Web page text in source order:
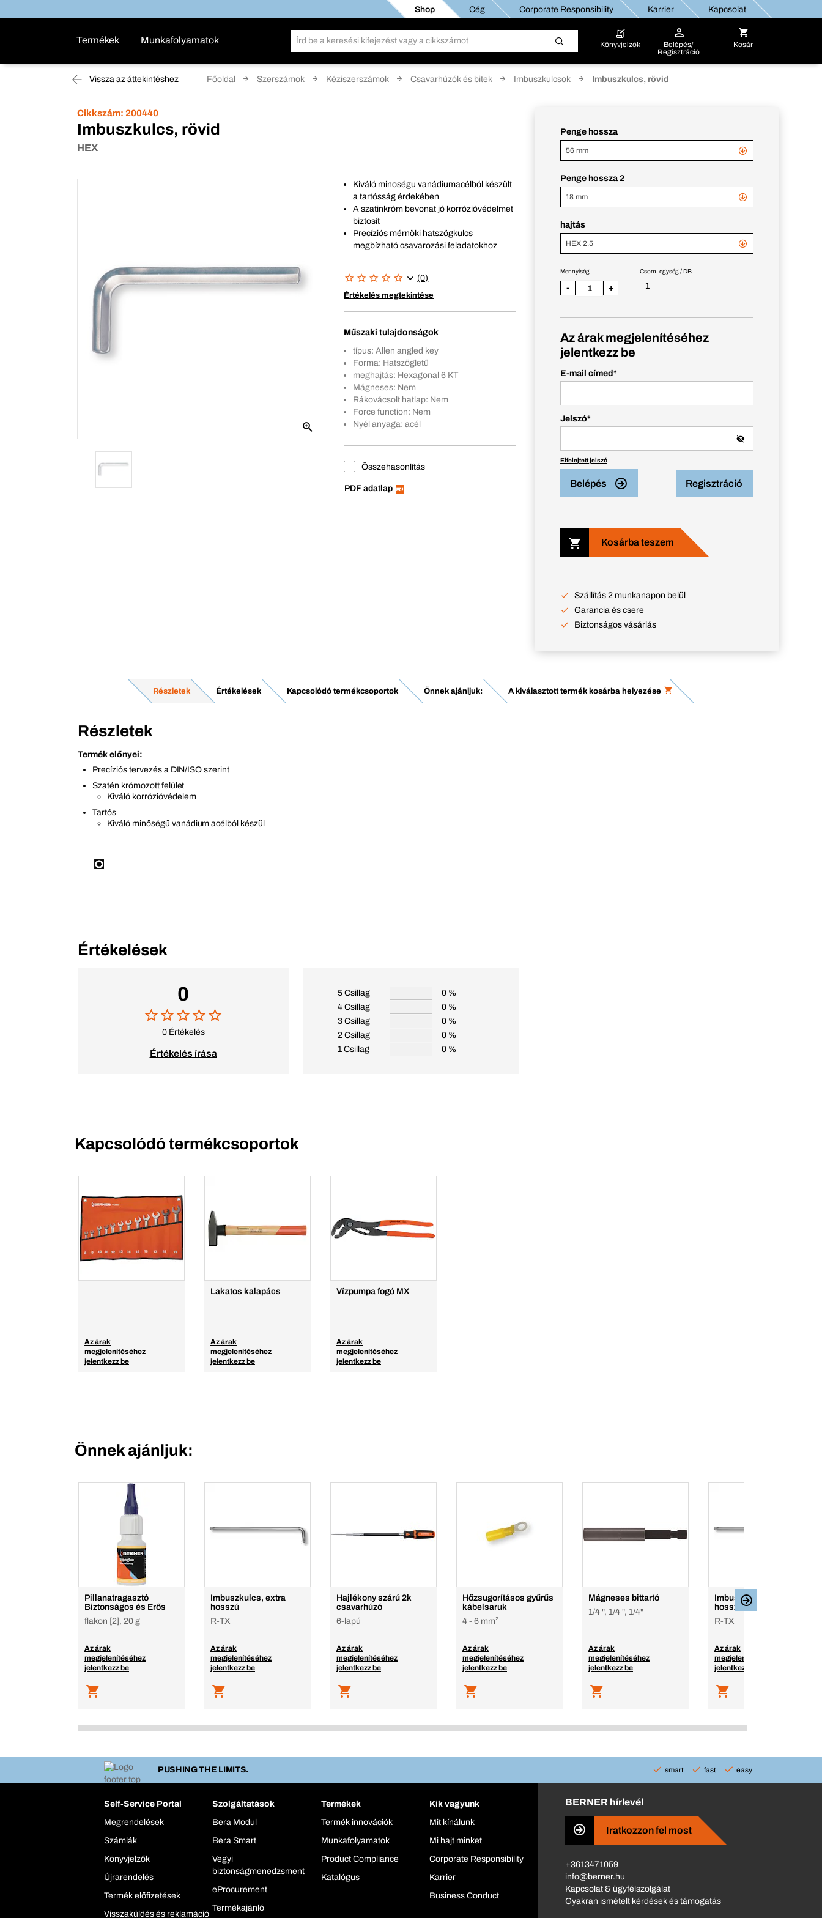
Shop Cég Corporate Responsibility Karrier Kapcsolat
Termékek Munkafolyamatok Könyvjelzők
Belépés/
Regisztráció
Kosár
Vissza az áttekintéshez Főoldal Szerszámok Kéziszerszámok Csavarhúzók és bitek Imbuszkulcsok Imbuszkulcs, rövid
Cikkszám: 200440
Imbuszkulcs, rövid
HEX
Kiváló minoségu vanádiumacélból készült
a tartósság érdekében
A szatinkróm bevonat jó korrózióvédelmet
biztosít
Precíziós mérnöki hatszögkulcs
megbízható csavarozási feladatokhoz
(0)
Értékelés megtekintése
Műszaki tulajdonságok
típus: Allen angled key
Forma: Hatszögletű
meghajtás: Hexagonal 6 KT
Mágneses: Nem
Rákovácsolt hatlap: Nem
Force function: Nem
Nyél anyaga: acél
Összehasonlítás
PDF adatlap
Penge hossza
56 mm
Penge hossza 2
18 mm
hajtás
HEX 2.5
Csom. egység / DB
1
Mennyiség
- +
Az árak megjelenítéséhez
jelentkezz be
E-mail címed *
Jelszó*
Elfelejtett jelszó
Belépés Regisztráció
Kosárba teszem
Szállítás 2 munkanapon belül
Garancia és csere
Biztonságos vásárlás
Részletek Értékelések Kapcsolódó termékcsoportok Önnek ajánljuk: A kiválasztott termék kosárba helyezése
Részletek
Termék előnyei:
Precíziós tervezés a DIN/ISO szerint
Szatén krómozott felület
Kiváló korrózióvédelem
Tartós
Kiváló minőségű vanádium acélból készül
Értékelések
0
0 Értékelés
Értékelés írása
5 Csillag
0 %
4 Csillag
0 %
3 Csillag
0 %
2 Csillag
0 %
1 Csillag
0 %
Kapcsolódó termékcsoportok
Az árak
megjelenítéséhez
jelentkezz be
Lakatos kalapács
Az árak
megjelenítéséhez
jelentkezz be
Vízpumpa fogó MX
Az árak
megjelenítéséhez
jelentkezz be
Önnek ajánljuk:
Pillanatragasztó
Biztonságos és Erős
flakon [2], 20 g
Az árak
megjelenítéséhez
jelentkezz be
Imbuszkulcs, extra
hosszú
R-TX
Az árak
megjelenítéséhez
jelentkezz be
Hajlékony szárú 2k
csavarhúzó
6-lapú
Az árak
megjelenítéséhez
jelentkezz be
Hőzsugorításos gyűrűs
kábelsaruk
4 - 6 mm²
Az árak
megjelenítéséhez
jelentkezz be
Mágneses bittartó
1/4 ", 1/4 ", 1/4"
Az árak
megjelenítéséhez
jelentkezz be
Imbuszkulcs, extra
hosszú
R-TX
Az árak
megjelenítéséhez
jelentkezz be
PUSHING THE LIMITS. smart fast easy
Self-Service Portal
Megrendelések
Számlák
Könyvjelzők
Újrarendelés
Termék előfizetések
Visszaküldés és reklamáció
Szolgáltatások
Bera Modul
Bera Smart
Vegyi
biztonságmenedzsment
eProcurement
Termékajánló
Termékek
Termék innovációk
Munkafolyamatok
Product Compliance
Katalógus
Kik vagyunk
Mit kínálunk
Mi hajt minket
Corporate Responsibility
Karrier
Business Conduct
BERNER hírlevél
Iratkozzon fel most
+3613471059
info@berner.hu
Kapcsolat & ügyfélszolgálat
Gyakran ismételt kérdések és támogatás